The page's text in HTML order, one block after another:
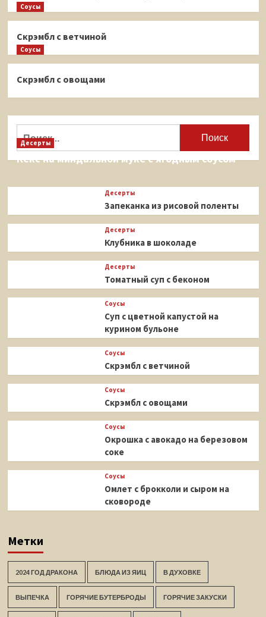
Соусы
Скрэмбл с ветчиной
Соусы
Скрэмбл с овощами
Десерты
Кекс на миндальной муке с ягодным соусом
Десерты
Запеканка из рисовой поленты
Десерты
Клубника в шоколаде
Десерты
Томатный суп с беконом
Соусы
Суп с цветной капустой на
курином бульоне
Соусы
Скрэмбл с ветчиной
Соусы
Скрэмбл с овощами
Соусы
Окрошка с авокадо на березовом
соке
Соусы
Омлет с брокколи и сыром на
сковороде
Метки
2024 ГОД ДРАКОНА БЛЮДА ИЗ ЯИЦ В ДУХОВКЕ
ВЫПЕЧКА ГОРЯЧИЕ БУТЕРБРОДЫ ГОРЯЧИЕ ЗАКУСКИ